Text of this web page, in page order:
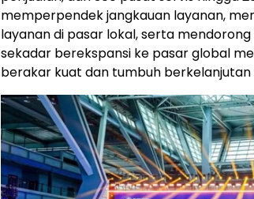
memperpendek jangkauan layanan,
layanan di pasar lokal, serta
sekadar berekspansi ke pasar global
berakar kuat dan tumbuh berkelanjutan